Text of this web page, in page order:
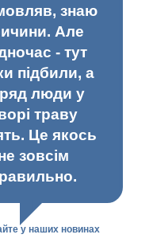
знаю
Але
- тут
підбили, а
люди у
траву
Це якось
зовсім
у наших новинах